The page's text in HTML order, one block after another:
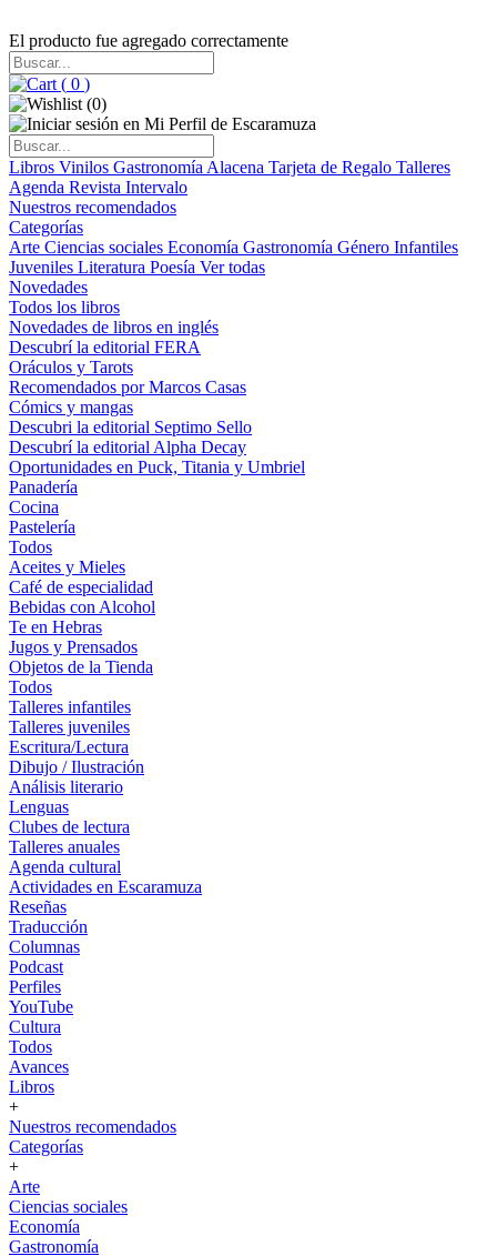
El producto fue agregado correctamente
( 0 )
(0)
Libros Vinilos Gastronomía Alacena Tarjeta de Regalo Talleres
Agenda Revista Intervalo
Nuestros recomendados
Categorías
Arte Ciencias sociales Economía Gastronomía Género Infantiles
Juveniles Literatura Poesía Ver todas
Novedades
Todos los libros
Novedades de libros en inglés
Descubrí la editorial FERA
Oráculos y Tarots
Recomendados por Marcos Casas
Cómics y mangas
Descubri la editorial Septimo Sello
Descubrí la editorial Alpha Decay
Oportunidades en Puck, Titania y Umbriel
Panadería
Cocina
Pastelería
Todos
Aceites y Mieles
Café de especialidad
Bebidas con Alcohol
Te en Hebras
Jugos y Prensados
Objetos de la Tienda
Todos
Talleres infantiles
Talleres juveniles
Escritura/Lectura
Dibujo / Ilustración
Análisis literario
Lenguas
Clubes de lectura
Talleres anuales
Agenda cultural
Actividades en Escaramuza
Reseñas
Traducción
Columnas
Podcast
Perfiles
YouTube
Cultura
Todos
Avances
Libros
+
Nuestros recomendados
Categorías
+
Arte
Ciencias sociales
Economía
Gastronomía